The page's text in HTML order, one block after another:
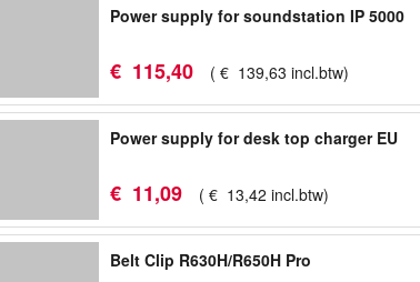
Power supply for soundstation IP 5000
€ 115,40 ( € 139,63 incl.btw)
Power supply for desk top charger EU
€ 11,09 ( € 13,42 incl.btw)
Belt Clip R630H/R650H Pro